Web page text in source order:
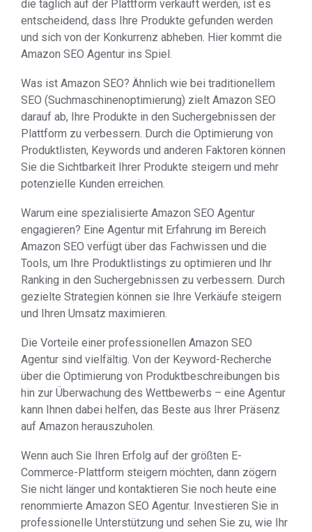
die täglich auf der Plattform verkauft werden, ist es
entscheidend, dass Ihre Produkte gefunden werden
und sich von der Konkurrenz abheben. Hier kommt die
Amazon SEO Agentur ins Spiel.
Was ist Amazon SEO? Ähnlich wie bei traditionellem
SEO (Suchmaschinenoptimierung) zielt Amazon SEO
darauf ab, Ihre Produkte in den Suchergebnissen der
Plattform zu verbessern. Durch die Optimierung von
Produktlisten, Keywords und anderen Faktoren können
Sie die Sichtbarkeit Ihrer Produkte steigern und mehr
potenzielle Kunden erreichen.
Warum eine spezialisierte Amazon SEO Agentur
engagieren? Eine Agentur mit Erfahrung im Bereich
Amazon SEO verfügt über das Fachwissen und die
Tools, um Ihre Produktlistings zu optimieren und Ihr
Ranking in den Suchergebnissen zu verbessern. Durch
gezielte Strategien können sie Ihre Verkäufe steigern
und Ihren Umsatz maximieren.
Die Vorteile einer professionellen Amazon SEO
Agentur sind vielfältig. Von der Keyword-Recherche
über die Optimierung von Produktbeschreibungen bis
hin zur Überwachung des Wettbewerbs – eine Agentur
kann Ihnen dabei helfen, das Beste aus Ihrer Präsenz
auf Amazon herauszuholen.
Wenn auch Sie Ihren Erfolg auf der größten E-
Commerce-Plattform steigern möchten, dann zögern
Sie nicht länger und kontaktieren Sie noch heute eine
renommierte Amazon SEO Agentur. Investieren Sie in
professionelle Unterstützung und sehen Sie zu, wie Ihr